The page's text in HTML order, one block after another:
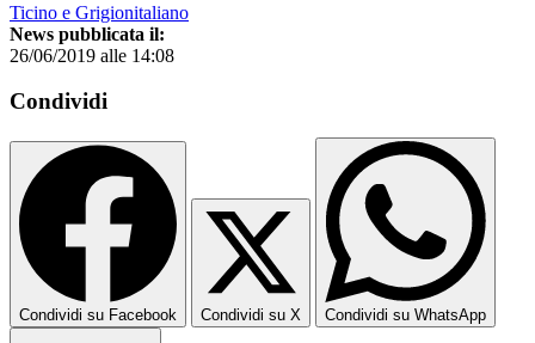
Ticino e Grigionitaliano
News pubblicata il:
26/06/2019 alle 14:08
Condividi
Condividi su Facebook Condividi su X Condividi su WhatsApp